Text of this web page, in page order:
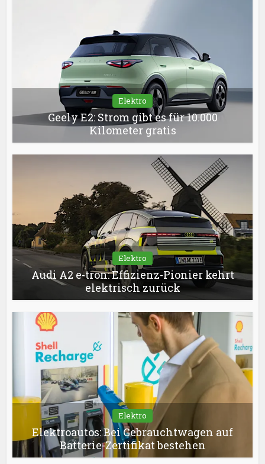
Elektro
Geely E2: Strom gibt es für 10.000
Kilometer gratis
Elektro
Audi A2 e-tron: Effizienz-Pionier kehrt
elektrisch zurück
Elektro
Elektroautos: Bei Gebrauchtwagen auf
Batterie-Zertifikat bestehen